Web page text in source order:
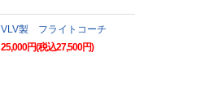
VLV製 フライトコーチ
25,000円(税込27,500円)